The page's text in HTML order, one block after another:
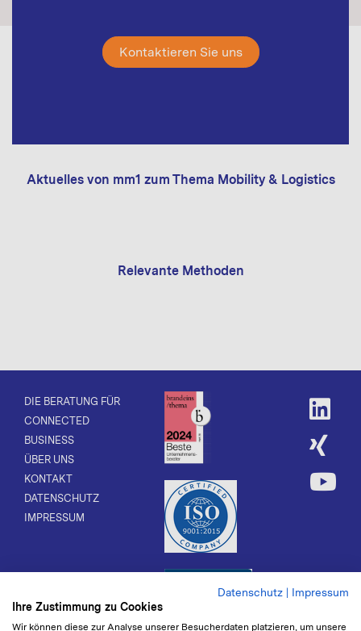
Kontaktieren Sie uns
Aktuelles von mm1 zum Thema Mobility & Logistics
Relevante Methoden
DIE BERATUNG FÜR
CONNECTED
BUSINESS
ÜBER UNS
KONTAKT
DATENSCHUTZ
IMPRESSUM
Datenschutz | Impressum
Ihre Zustimmung zu Cookies
Wir können diese zur Analyse unserer Besucherdaten platzieren, um unsere